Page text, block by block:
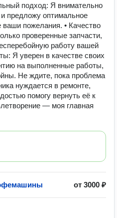
подход: Я внимательно
предложу оптимальное
пожелания. • Качество
проверенные запчасти,
работу вашей
Я уверен в качестве своих
на выполненные работы,
Не ждите, пока проблема
нуждается в ремонте,
помогу вернуть её к
— моя главная
от 3000 ₽